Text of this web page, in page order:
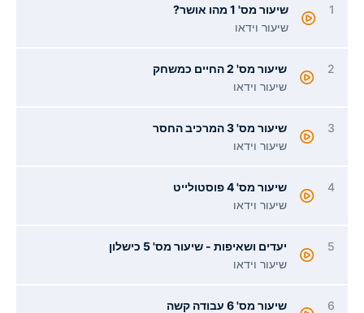
1
שיעור מס' 1 מהו אושר?
שיעור וידאו
2
שיעור מס' 2 החיים כמשחק
שיעור וידאו
3
שיעור מס' 3 המרכיב החסר
שיעור וידאו
4
שיעור מס' 4 פוסטולייט
שיעור וידאו
5
יעדים ושאיפות - שיעור מס' 5 כישלון
שיעור וידאו
6
שיעור מס' 6 עבודה קשה